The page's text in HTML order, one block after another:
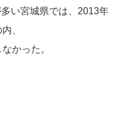
い宮城県では、2013年
、
かった。